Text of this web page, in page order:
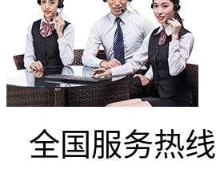
全国服务热线